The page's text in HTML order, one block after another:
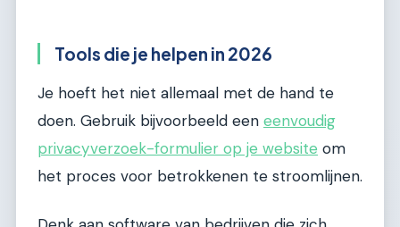
Tools die je helpen in 2026
Je hoeft het niet allemaal met de hand te
doen. Gebruik bijvoorbeeld een eenvoudig
privacyverzoek-formulier op je website om
het proces voor betrokkenen te stroomlijnen.